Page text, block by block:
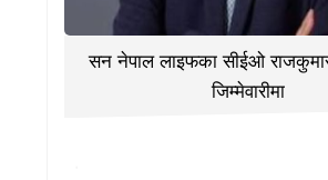
सन नेपाल लाइफका सीईओ
जिम्मेवारीमा